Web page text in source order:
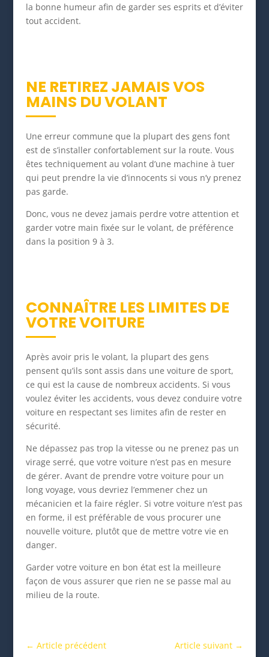
la bonne humeur afin de garder ses esprits et d’éviter
tout accident.
NE RETIREZ JAMAIS VOS
MAINS DU VOLANT
Une erreur commune que la plupart des gens font
est de s’installer confortablement sur la route. Vous
êtes techniquement au volant d’une machine à tuer
qui peut prendre la vie d’innocents si vous n’y prenez
pas garde.
Donc, vous ne devez jamais perdre votre attention et
garder votre main fixée sur le volant, de préférence
dans la position 9 à 3.
CONNAÎTRE LES LIMITES DE
VOTRE VOITURE
Après avoir pris le volant, la plupart des gens
pensent qu’ils sont assis dans une voiture de sport,
ce qui est la cause de nombreux accidents. Si vous
voulez éviter les accidents, vous devez conduire votre
voiture en respectant ses limites afin de rester en
sécurité.
Ne dépassez pas trop la vitesse ou ne prenez pas un
virage serré, que votre voiture n’est pas en mesure
de gérer. Avant de prendre votre voiture pour un
long voyage, vous devriez l’emmener chez un
mécanicien et la faire régler. Si votre voiture n’est pas
en forme, il est préférable de vous procurer une
nouvelle voiture, plutôt que de mettre votre vie en
danger.
Garder votre voiture en bon état est la meilleure
façon de vous assurer que rien ne se passe mal au
milieu de la route.
← Article précédent Article suivant →